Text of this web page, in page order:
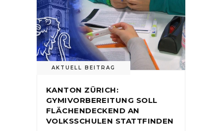
AKTUELL BEITRAG
KANTON ZÜRICH:
GYMIVORBEREITUNG SOLL
FLÄCHENDECKEND AN
VOLKSSCHULEN STATTFINDEN